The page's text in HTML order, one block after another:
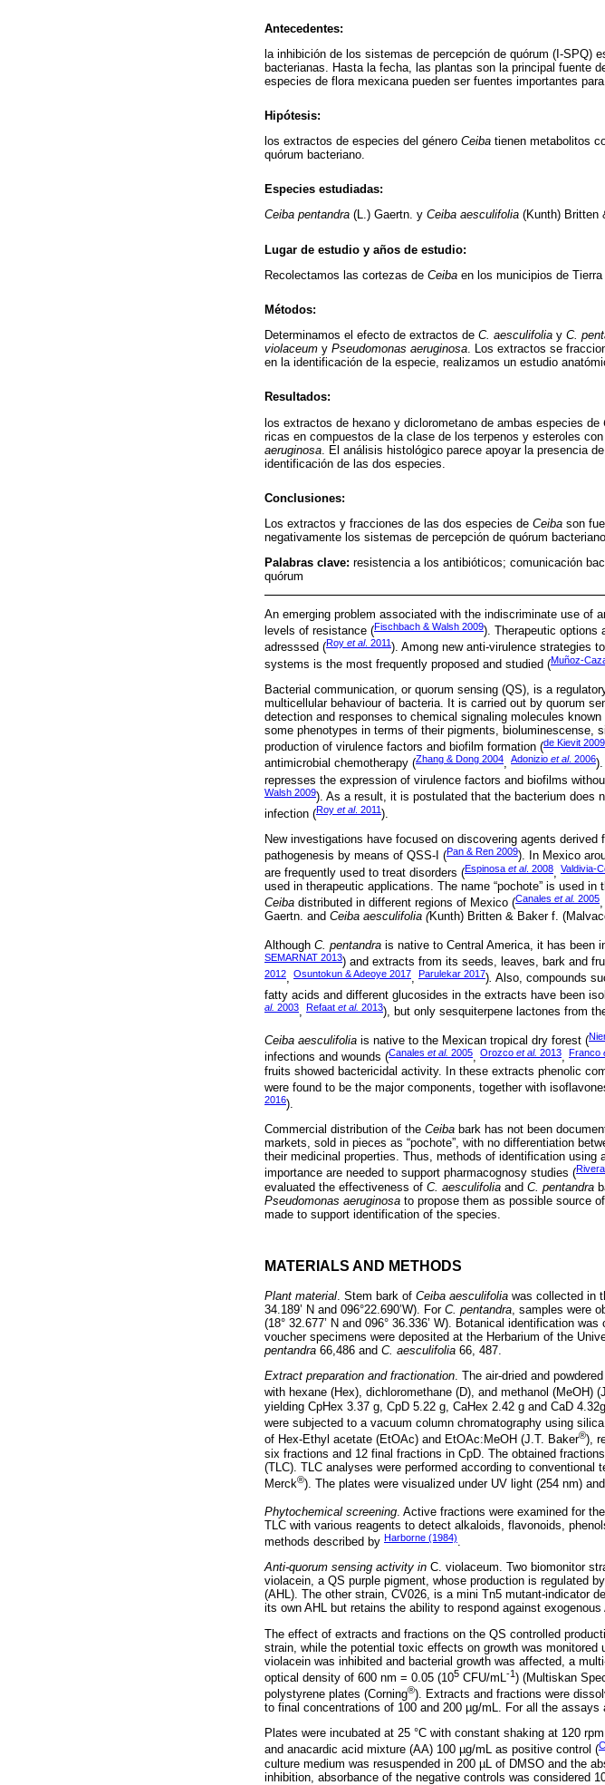
Antecedentes:
la inhibición de los sistemas de percepción de quórum (I-SPQ)
bacterianas. Hasta la fecha, las plantas son la principal fuente
especies de flora mexicana pueden ser fuentes importantes
Hipótesis:
los extractos de especies del género Ceiba tienen metabolitos
quórum bacteriano.
Especies estudiadas:
Ceiba pentandra (L.) Gaertn. y Ceiba aesculifolia (Kunth) Britten
Lugar de estudio y años de estudio:
Recolectamos las cortezas de Ceiba en los municipios de
Métodos:
Determinamos el efecto de extractos de C. aesculifolia y C.
violaceum y Pseudomonas aeruginosa. Los extractos se
en la identificación de la especie, realizamos un estudio
Resultados:
los extractos de hexano y diclorometano de ambas especies de
ricas en compuestos de la clase de los terpenos y esteroles
aeruginosa . El análisis histológico parece apoyar la presencia
identificación de las dos especies.
Conclusiones:
Los extractos y fracciones de las dos especies de Ceiba son
negativamente los sistemas de percepción de quórum bacteriano.
Palabras clave: resistencia a los antibióticos; comunicación
quórum
An emerging problem associated with the indiscriminate use of
levels of resistance (Fischbach & Walsh 2009). Therapeutic options
adresssed (Roy et al. 2011). Among new anti-virulence strategies
systems is the most frequently proposed and studied (Muñoz-
Bacterial communication, or quorum sensing (QS), is a
multicellular behaviour of bacteria. It is carried out by quorum
detection and responses to chemical signaling molecules
some phenotypes in terms of their pigments, bioluminescense,
production of virulence factors and biofilm formation (de Kievit 2009
antimicrobial chemotherapy (Zhang & Dong 2004, Adonizio et al. 2006
represses the expression of virulence factors and biofilms
Walsh 2009). As a result, it is postulated that the bacterium does
infection (Roy et al. 2011).
New investigations have focused on discovering agents
pathogenesis by means of QSS-I (Pan & Ren 2009). In Mexico
are frequently used to treat disorders (Espinosa et al. 2008, Valdivia-
used in therapeutic applications. The name “pochote” is used
Ceiba distributed in different regions of Mexico (Canales et al. 2005,
Gaertn. and Ceiba aesculifolia (Kunth) Britten & Baker f.
Although C. pentandra is native to Central America, it has been
SEMARNAT 2013) and extracts from its seeds, leaves, bark and
2012, Osuntokun & Adeoye 2017, Parulekar 2017). Also, compounds
fatty acids and different glucosides in the extracts have been
al. 2003, Refaat et al. 2013), but only sesquiterpene lactones from
Ceiba aesculifolia is native to the Mexican tropical dry forest (
infections and wounds (Canales et al. 2005, Orozco et al. 2013, Franco
fruits showed bactericidal activity. In these extracts phenolic
were found to be the major components, together with
2016).
Commercial distribution of the Ceiba bark has not been
markets, sold in pieces as “pochote”, with no differentiation
their medicinal properties. Thus, methods of identification
importance are needed to support pharmacognosy studies (
evaluated the effectiveness of C. aesculifolia and C. pentandra
Pseudomonas aeruginosa to propose them as possible source
made to support identification of the species.
MATERIALS AND METHODS
Plant material. Stem bark of Ceiba aesculifolia was collected in
34.189’ N and 096°22.690’W). For C. pentandra, samples were
(18° 32.677’ N and 096° 36.336’ W). Botanical identification
voucher specimens were deposited at the Herbarium of the
pentandra 66,486 and C. aesculifolia 66, 487.
Extract preparation and fractionation. The air-dried and
with hexane (Hex), dichloromethane (D), and methanol (MeOH)
yielding CpHex 3.37 g, CpD 5.22 g, CaHex 2.42 g and CaD
were subjected to a vacuum column chromatography using
of Hex-Ethyl acetate (EtOAc) and EtOAc:MeOH (J.T. Baker®),
six fractions and 12 final fractions in CpD. The obtained
(TLC). TLC analyses were performed according to
Merck®). The plates were visualized under UV light (254 nm)
Phytochemical screening . Active fractions were examined for
TLC with various reagents to detect alkaloids, flavonoids,
methods described by Harborne (1984).
Anti-quorum sensing activity in C. violaceum. Two biomonitor
violacein, a QS purple pigment, whose production is regulated
(AHL). The other strain, CV026, is a mini Tn5 mutant-indicator
its own AHL but retains the ability to respond against exogenous
The effect of extracts and fractions on the QS controlled
strain, while the potential toxic effects on growth was
violacein was inhibited and bacterial growth was affected, a
optical density of 600 nm = 0.05 (105 CFU/mL -1) (Multiskan
polystyrene plates (Corning®). Extracts and fractions were
to final concentrations of 100 and 200 µg/mL. For all the
Plates were incubated at 25 °C with constant shaking at 120
and anacardic acid mixture (AA) 100 µg/mL as positive control (
culture medium was resuspended in 200 µL of DMSO and the
inhibition, absorbance of the negative controls was considered